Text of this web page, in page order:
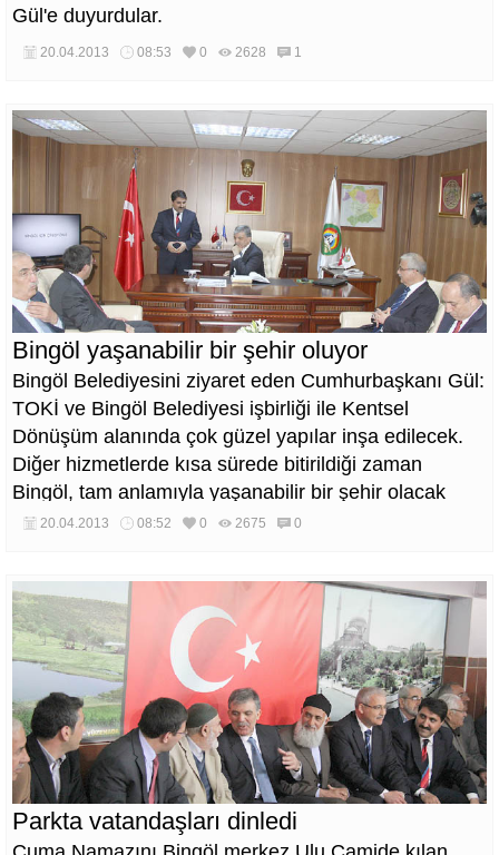
Gül'e duyurdular.
20.04.2013 08:53 0 2628 1
Bingöl yaşanabilir bir şehir oluyor
Bingöl Belediyesini ziyaret eden Cumhurbaşkanı Gül:
TOKİ ve Bingöl Belediyesi işbirliği ile Kentsel
Dönüşüm alanında çok güzel yapılar inşa edilecek.
Diğer hizmetlerde kısa sürede bitirildiği zaman
Bingöl, tam anlamıyla yaşanabilir bir şehir olacak
dedi.20.04.2013 08:52 0 2675 0
Parkta vatandaşları dinledi